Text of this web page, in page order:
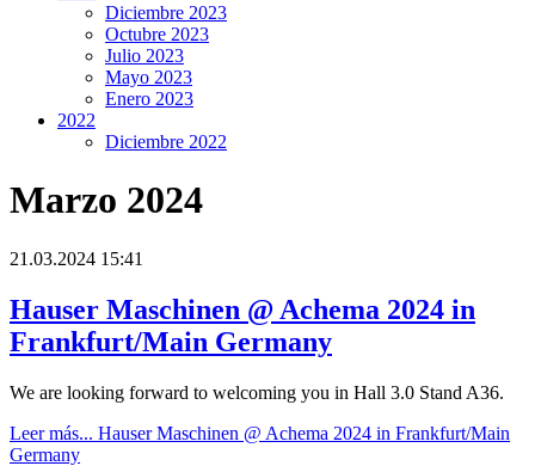
Diciembre 2023
Octubre 2023
Julio 2023
Mayo 2023
Enero 2023
2022
Diciembre 2022
Marzo 2024
21.03.2024 15:41
Hauser Maschinen @ Achema 2024 in
Frankfurt/Main Germany
We are looking forward to welcoming you in Hall 3.0 Stand A36.
Leer más... Hauser Maschinen @ Achema 2024 in Frankfurt/Main
Germany